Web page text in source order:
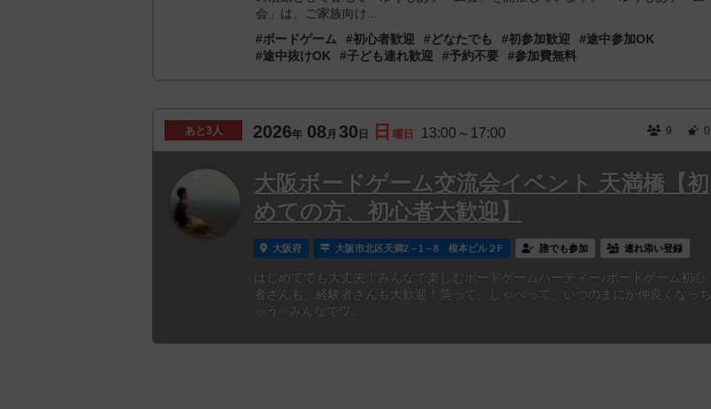
会」は、ご家族向け...
#ボードゲーム
#初心者歓迎 #どなたでも #初参加歓迎
#途中参加OK
#途中抜けOK
#子ども連れ歓迎 #予約不要 #参加費無料
あと3人 2026年 08 月 30 日 日 曜日 13:00～17:00 9 0
大阪ボードゲーム交流会イベント 天満橋【初
めての方、初心者大歓迎】
大阪府 大阪市北区天満2－1－8 根本ビル２F 誰でも参加 連れ添い登録
はじめてでも大丈夫！みんなで楽しむボードゲームパーティー♪ボードゲーム初心
者さんも、経験者さんも大歓迎！笑って、しゃべって、いつのまにか仲良くなっち
ゃう✨みんなでワ...